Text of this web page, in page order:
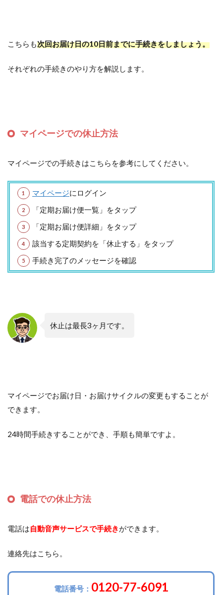
こちらも次回お届け日の10日前までに手続きをしましょう。
それぞれの手続きのやり方を解説します。
マイページでの休止方法
マイページでの手続きはこちらを参考にしてください。
マイページにログイン
「定期お届け便一覧」をタップ
「定期お届け便詳細」をタップ
該当する定期契約を「休止する」をタップ
手続き完了のメッセージを確認
休止は最長3ヶ月です。
マイページでお届け日・お届けサイクルの変更もすることが
できます。
24時間手続きすることができ、手順も簡単ですよ。
電話での休止方法
電話は自動音声サービスで手続きができます。
連絡先はこちら。
電話番号： 0120-77-6091